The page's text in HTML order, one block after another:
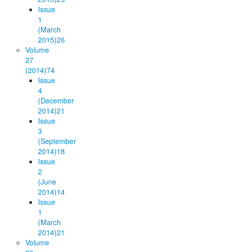
Issue
1
(March
2015)26
Volume
27
(2014)74
Issue
4
(December
2014)21
Issue
3
(September
2014)18
Issue
2
(June
2014)14
Issue
1
(March
2014)21
Volume